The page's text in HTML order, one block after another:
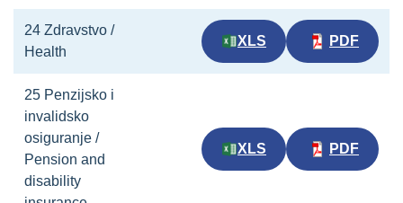
24 Zdravstvo /
Health
XLS PDF
25 Penzijsko i
invalidsko
osiguranje /
Pension and
disability
XLS PDF